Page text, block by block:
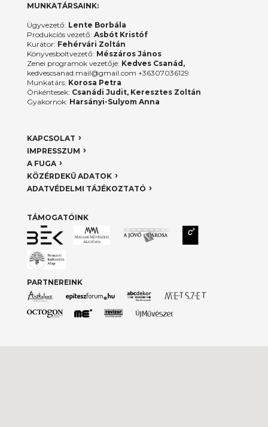
MUNKATÁRSAINK:
Ügyvezető: Lente Borbála
Produkciós vezető: Asbót Kristóf
Kurátor: Fehérvári Zoltán
Könyvesboltvezető: Mészáros János
Zenei programok vezetője: Kedves Csanád,
kedvescsanad.mail@gmail.com +36307036129
Munkatárs: Korosa Petra
Önkéntesek: Csanádi Judit, Keresztes Zoltán
Gyakornok: Harsányi-Sulyom Anna
KAPCSOLAT
IMPRESSZUM
A FUGA
KÖZÉRDEKŰ ADATOK
ADATVÉDELMI TÁJÉKOZTATÓ
TÁMOGATÓINK
PARTNEREINK